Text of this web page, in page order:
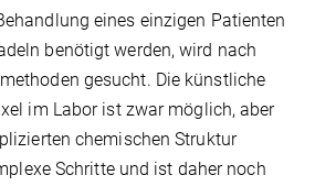
eines einzigen Patienten
benötigt werden, wird nach
gesucht. Die künstliche
im Labor ist zwar möglich, aber
chemischen Struktur
Schritte und ist daher noch